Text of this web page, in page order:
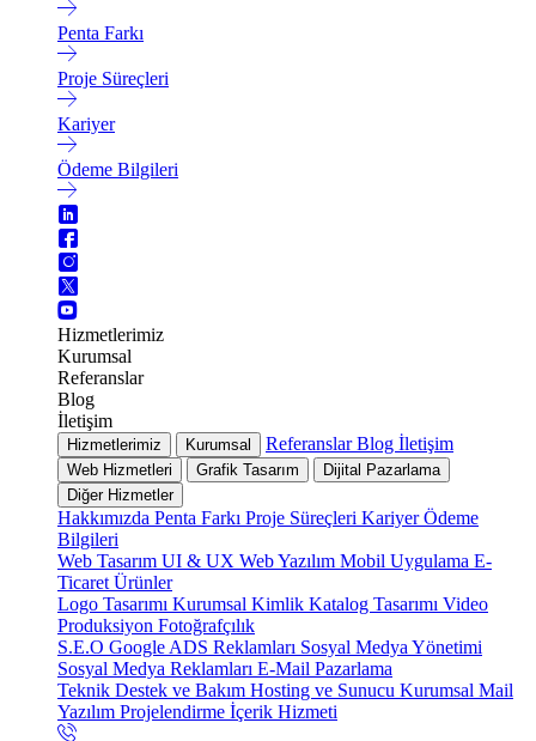
Penta Farkı
Proje Süreçleri
Kariyer
Ödeme Bilgileri
Hizmetlerimiz
Kurumsal
Referanslar
Blog
İletişim
Hizmetlerimiz Kurumsal ReferanslarBlog İletişim
Web Hizmetleri Grafik Tasarım
Dijital Pazarlama
Diğer Hizmetler
Hakkımızda Penta Farkı Proje Süreçleri KariyerÖdeme
Bilgileri
Web Tasarım UI & UX Web Yazılım Mobil Uygulama E-
Ticaret Ürünler
Logo Tasarımı Kurumsal Kimlik Katalog Tasarımı Video
Produksiyon Fotoğrafçılık
S.E.O Google ADS Reklamları Sosyal Medya Yönetimi
Sosyal Medya Reklamları E-Mail Pazarlama
Teknik Destek ve Bakım Hosting ve Sunucu Kurumsal Mail
Yazılım Projelendirme İçerik Hizmeti